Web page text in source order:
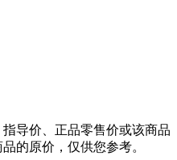
导价、正品零售价或该商品
的原价，仅供您参考。